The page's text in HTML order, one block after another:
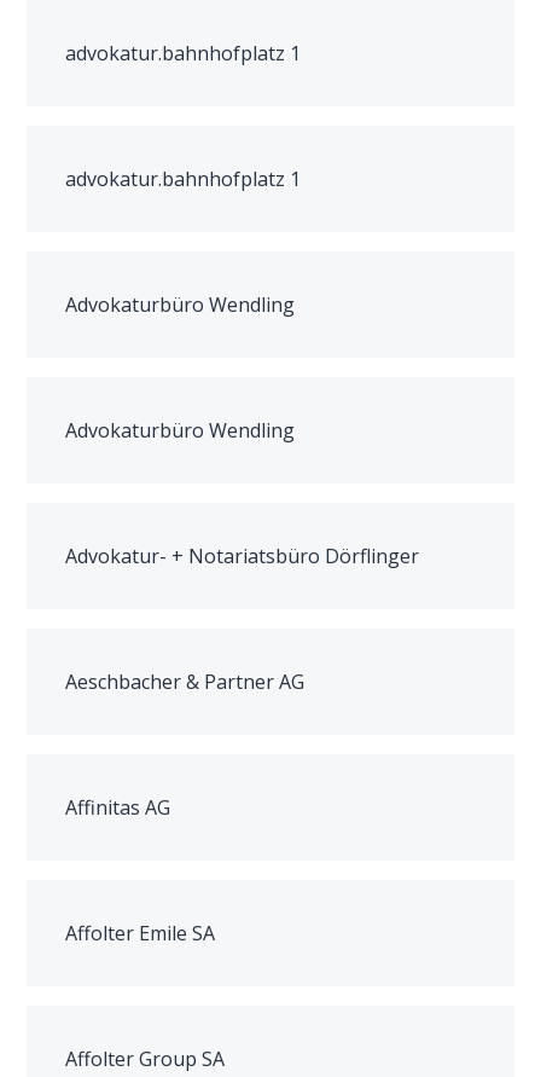
advokatur.bahnhofplatz 1
advokatur.bahnhofplatz 1
Advokaturbüro Wendling
Advokaturbüro Wendling
Advokatur- + Notariatsbüro Dörflinger
Aeschbacher & Partner AG
Affinitas AG
Affolter Emile SA
Affolter Group SA